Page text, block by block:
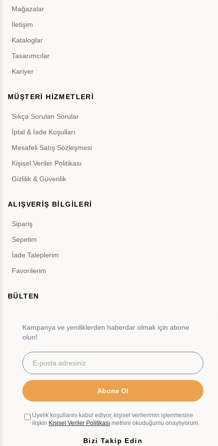
Mağazalar
İletişim
Kataloglar
Tasarımcılar
Kariyer
MÜŞTERİ HİZMETLERİ
Sıkça Sorulan Sorular
İptal & İade Koşulları
Mesafeli Satış Sözleşmesi
Kişisel Veriler Politikası
Gizlilik & Güvenlik
ALIŞVERİŞ BİLGİLERİ
Sipariş
Sepetim
İade Taleplerim
Favorilerim
BÜLTEN
Kampanya ve yeniliklerden haberdar olmak için abone
olun!
Abone Ol
Üyelik koşullarını kabul ediyor, kişisel verilerimin işlenmesine
ilişkin Kişisel Veriler Politikası metnini okuduğumu onaylıyorum.
Bizi Takip Edin